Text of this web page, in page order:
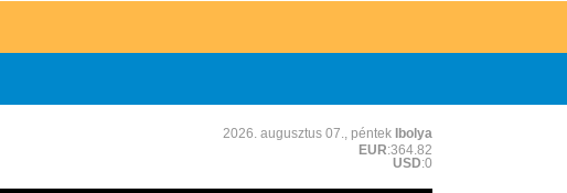
2026. augusztus 07., péntek Ibolya
EUR:364.82
USD:0